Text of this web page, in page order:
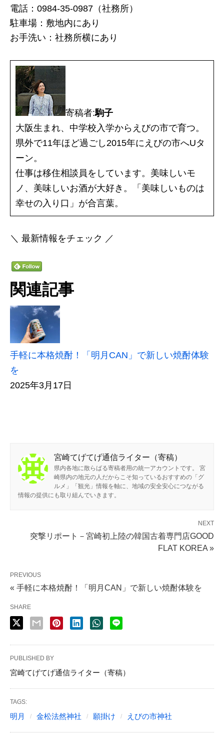
電話：0984-35-0987（社務所）
駐車場：敷地内にあり
お手洗い：社務所横にあり
寄稿者:駒子
大阪生まれ、中学校入学からえびの市で育つ。
県外で11年ほど過ごし2015年にえびの市へUタ
ーン。
仕事は移住相談員をしています。美味しいモ
ノ、美味しいお酒が大好き。「美味しいものは
幸せの入り口」が合言葉。
＼ 最新情報をチェック ／
関連記事
手軽に本格焼酎！「明月CAN」で新しい焼酎体験
を
2025年3月17日
宮崎てげてげ通信ライター（寄稿）
県内各地に散らばる寄稿者用の統一アカウントです。 宮
崎県内の地元の人だからこそ知っているおすすめの「グ
ルメ」「観光」情報を軸に、地域の安全安心につながる
情報の提供にも取り組んでいきます。
NEXT
突撃リポート－宮崎初上陸の韓国古着専門店GOOD
FLAT KOREA »
PREVIOUS
« 手軽に本格焼酎！「明月CAN」で新しい焼酎体験を
SHARE
PUBLISHED BY
宮崎てげてげ通信ライター（寄稿）
TAGS:
明月 金松法然神社 願掛け えびの市神社